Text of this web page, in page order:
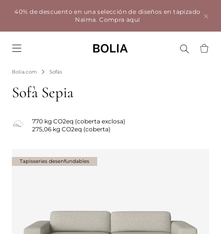
40% de descuento en una selección de diseños en tapizado
Naima.Compra aquí
Bolia.com Sofàs
Sofà Sepia
770 kg CO2eq (coberta exclosa)
275,06 kg CO2eq (coberta)
Tapisseries desenfundables